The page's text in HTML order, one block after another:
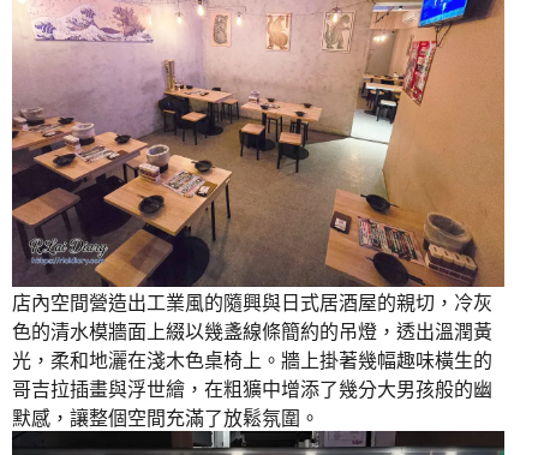
店內空間營造出工業風的隨興與日式居酒屋的親切，冷灰
色的清水模牆面上綴以幾盞線條簡約的吊燈，透出溫潤黃
光，柔和地灑在淺木色桌椅上。牆上掛著幾幅趣味橫生的
哥吉拉插畫與浮世繪，在粗獷中增添了幾分大男孩般的幽
默感，讓整個空間充滿了放鬆氛圍。